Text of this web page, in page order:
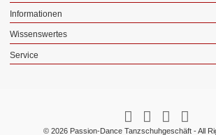
Informationen
Wissenswertes
Service
© 2026 Passion-Dance Tanzschuhgeschäft - All